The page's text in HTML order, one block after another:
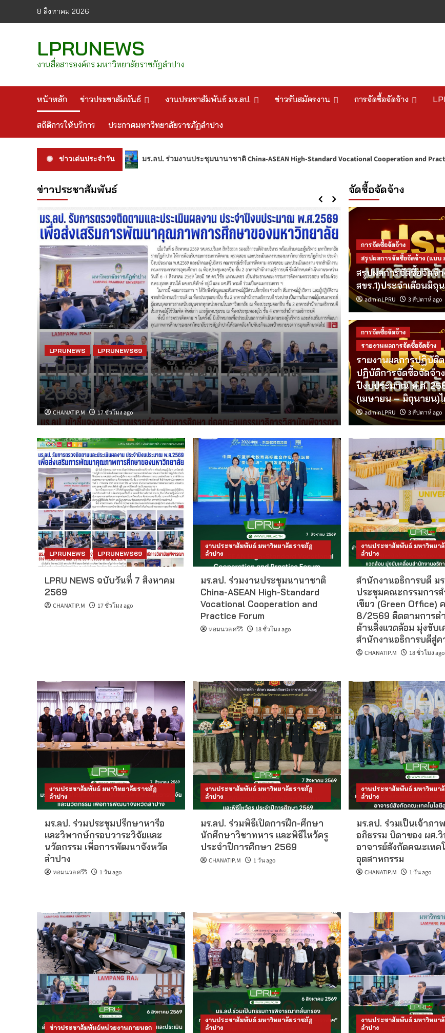
8 สิงหาคม 2026
LPRUNEWS
งานสื่อสารองค์กร มหาวิทยาลัยราชภัฏลำปาง
หน้าหลัก ข่าวประชาสัมพันธ์ งานประชาสัมพันธ์ มร.ลป. ข่าวรับสมัครงาน การจัดซื้อจัดจ้าง
สถิติการให้บริการ ประกาศมหาวิทยาลัยราชภัฏลำปาง
ข่าวเด่นประจำวัน
มร.ลป. ร่วมงานประชุมนานาชาติ China-ASEAN High-Standard Vocational Cooperation and Practice Forum
ข่าวประชาสัมพันธ์
LPRUNEWS LPRUNEWS69
LPRU NEWS ฉบับวันที่ 7 สิงหาคม
2569
CHANATIP.M 17 ชั่วโมง ago
งานประชาสัมพันธ์ มหาวิทยาลัย
มร.ลป. ร่วม
China-
Vocational
Practice
หอมนวล ศรีริ 18 ชั่วโมง ago
จัดซื้อจัดจ้าง
การจัดซื้อจัดจ้าง
สรุปผลการจัดซื้อจัดจ้าง (แบบ
สรุปผลการจัดซื้อจัดจ้
สขร.1)ประจำเดือนมิ
adminLPRU 3 สัปดาห์ ago
การจัดซื้อจัดจ้าง
รายงานผลการจัดซื้อจัดจ้าง
รายงานผลการปฏิบัติ
ปฏิบัติการจัดซื้อจัดจ้าง
ปีงบประมาณ พ.ศ.
(เมษายน – มิถุนายน)
adminLPRU 3 สัปดาห์ ago
LPRUNEWS LPRUNEWS69
LPRU NEWS ฉบับวันที่ 7 สิงหาคม
2569
CHANATIP.M 17 ชั่วโมง ago
งานประชาสัมพันธ์ มหาวิทยาลัยราชภัฏ
ลำปาง
มร.ลป. ร่วมงานประชุมนานาชาติ
China-ASEAN High-Standard
Vocational Cooperation and
Practice Forum
หอมนวล ศรีริ 18 ชั่วโมง ago
งานประชาสัมพันธ์ มหาวิทยา
ลำปาง
สำนักงานอธิการบดี ม
ประชุมคณะกรรมการ
เขียว (Green Office)
8/2569 ติดตามการด
ด้านสิ่งแวดล้อม มุ่งขับเ
สำนักงานอธิการบดีสู่ค
CHANATIP.M 18 ชั่วโมง ago
งานประชาสัมพันธ์ มหาวิทยาลัยราชภัฏ
ลำปาง
มร.ลป. ร่วมประชุมปรึกษาหารือ
และวิพากษ์กรอบวาระวิจัยและ
นวัตกรรม เพื่อการพัฒนาจังหวัด
ลำปาง
หอมนวล ศรีริ 1 วัน ago
งานประชาสัมพันธ์ มหาวิทยาลัยราชภัฏ
ลำปาง
มร.ลป. ร่วมพิธีเปิดการฝึก-ศึกษา
นักศึกษาวิชาทหาร และพิธีไหว้ครู
ประจำปีการศึกษา 2569
CHANATIP.M 1 วัน ago
งานประชาสัมพันธ์ มหาวิทยา
ลำปาง
มร.ลป. ร่วมเป็นเจ้าภา
อภิธรรม บิดาของ ผศ.
อาจารย์สังกัดคณะเทค
อุตสาหกรรม
CHANATIP.M 1 วัน ago
ข่าวประชาสัมพันธ์หน่วยงานภายนอก
งานประชาสัมพันธ์ มหาวิทยาลัยราชภัฏ
ลำปาง
งานประชาสัมพันธ์ มหาวิทยา
ลำปาง